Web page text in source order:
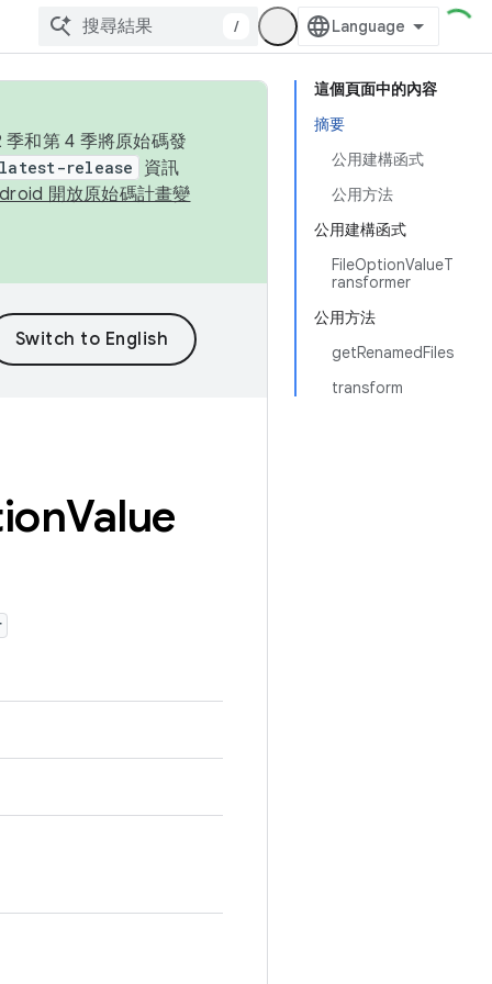
/
這個頁面中的內容
摘要
公用建構函式
公用方法
公用建構函式
FileOptionValueT
ransformer
公用方法
getRenamedFiles
transform
和第 4 季將原始碼發
release
資訊
開放原始碼計畫變
Value